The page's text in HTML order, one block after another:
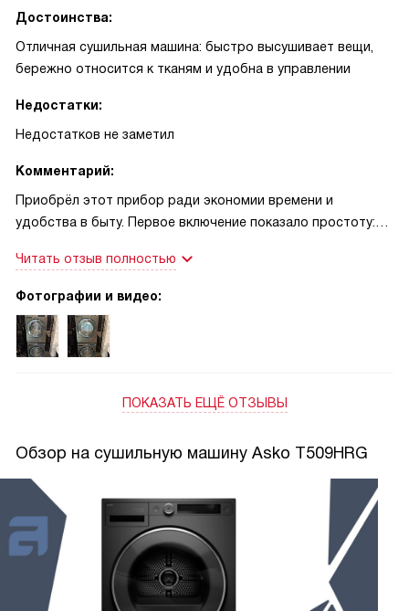
Достоинства:
Отличная сушильная машина: быстро высушивает вещи,
бережно относится к тканям и удобна в управлении
Недостатки:
Недостатков не заметил
Комментарий:
Приобрёл этот прибор ради экономии времени и
удобства в быту. Первое включение показало простоту:
подсказки на дисплее помогают выбрать режим.
Загружаю как повседневную одежду, так и плотные вещи
неприятной жёсткости. Особенно понравилось, что вещи
не садятся и не теряют форму: даже деликатные вещи
реже. Работает тише, чем ожидал; в коридоре разговоры
фильтра занимает минуту, лоток для воды опустошаю раз
в несколько циклов — всё просто и предельно ясно. За
месяц использования не возникло сложностей с выбором
программ: стандартные режимы покрывают большинство
задач, а быстрые циклы экономят время, когда нужно
просушить пару вещей.
Читать отзыв полностью
Фотографии и видео:
ПОКАЗАТЬ ЕЩЁ ОТЗЫВЫ
Обзор на сушильную машину Asko T509HRG